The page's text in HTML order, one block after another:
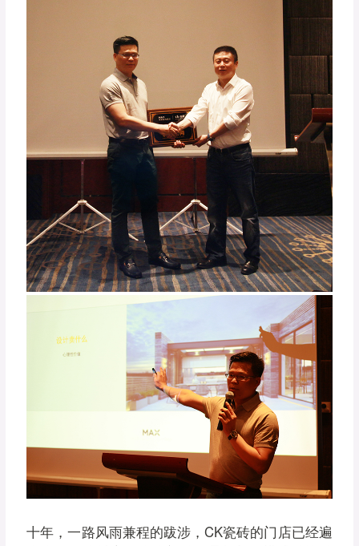
十年，一路风雨兼程的跋涉，CK瓷砖的门店已经遍